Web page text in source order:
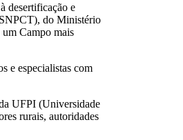
desertificação e
do Ministério
Campo mais
e especialistas com
UFPI (Universidade
rurais, autoridades